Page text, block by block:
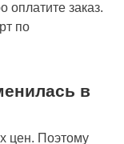
оплатите заказ.
по
в
цен. Поэтому